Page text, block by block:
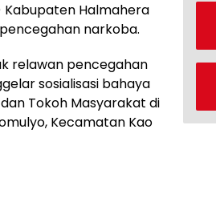
Kabupaten Halmahera
narkoba.
relawan pencegahan
sosialisasi bahaya
Tokoh Masyarakat di
Kecamatan Kao